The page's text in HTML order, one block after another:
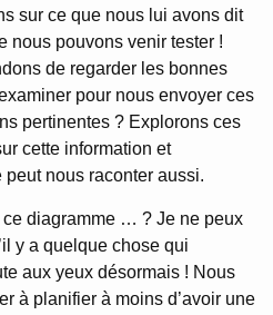
sur ce que nous lui avons dit
nous pouvons venir tester !
de regarder les bonnes
pour nous envoyer ces
pertinentes ? Explorons ces
cette information et
peut nous raconter aussi.
ce diagramme … ? Je ne peux
y a quelque chose qui
aux yeux désormais ! Nous
à planifier à moins d’avoir une